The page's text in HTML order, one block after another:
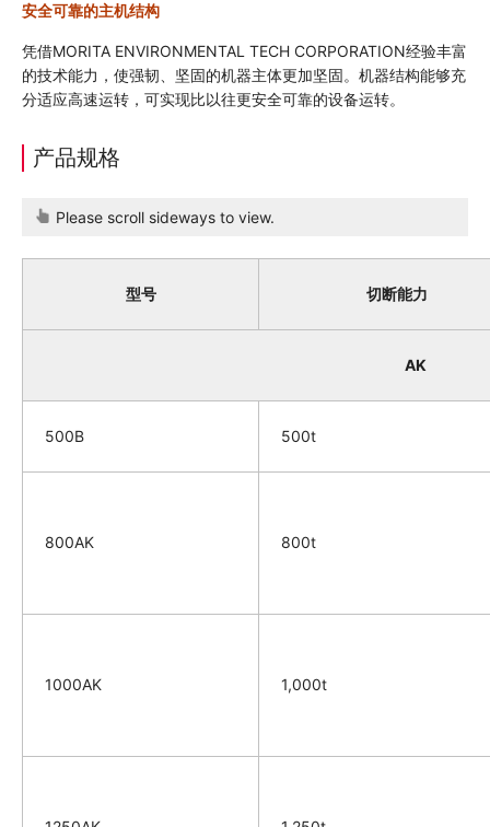
安全可靠的主机结构
凭借MORITA ENVIRONMENTAL TECH CORPORATION经验丰富
的技术能力，使强韧、坚固的机器主体更加坚固。机器结构能够充
分适应高速运转，可实现比以往更安全可靠的设备运转。
产品规格
Please scroll sideways to view.
型号 切断能力
AK
500B 500t
800AK 800t
1000AK 1,000t